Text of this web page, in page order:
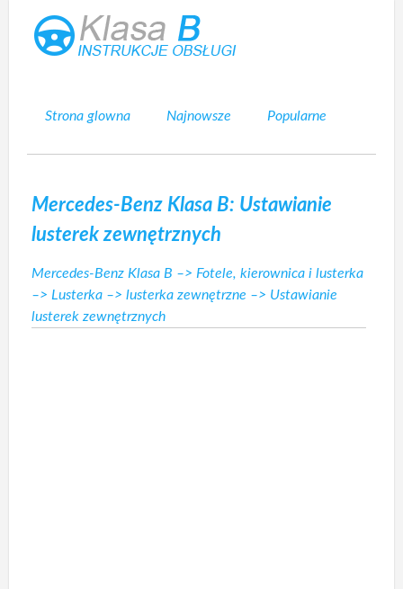
Strona glowna Najnowsze Popularne
Mercedes-Benz Klasa B: Ustawianie
lusterek zewnętrznych
Mercedes-Benz Klasa B –> Fotele, kierownica i lusterka
–> Lusterka –> lusterka zewnętrzne –> Ustawianie
lusterek zewnętrznych